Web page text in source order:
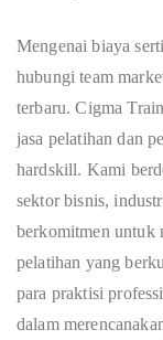
Mengenai biaya
hubungi team
terbaru. Cigma
jasa pelatihan dan
hardskill. Kami
sektor bisnis,
berkomitmen untuk
pelatihan yang
para praktisi
dalam